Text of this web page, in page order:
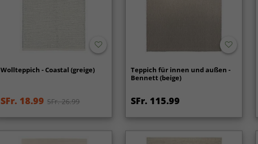
Wollteppich - Coastal (greige)
SFr. 18.99 SFr. 26.99
Teppich für innen und außen -
Bennett (beige)
SFr. 115.99